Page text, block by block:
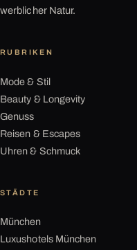
werblicher Natur.
RUBRIKEN
Mode & Stil
Beauty & Longevity
Genuss
Reisen & Escapes
Uhren & Schmuck
STÄDTE
München
Luxushotels München